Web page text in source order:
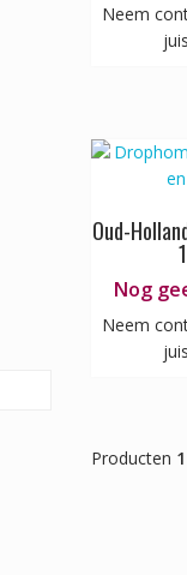
Neem
Oud-
Nog
Neem
Producten